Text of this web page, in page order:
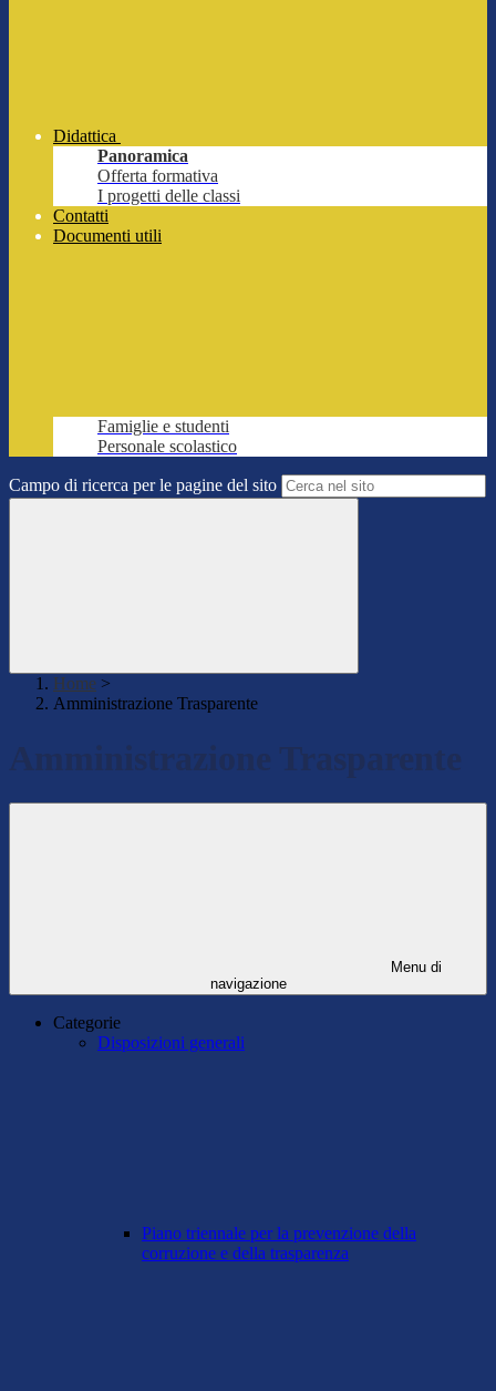
Didattica
Panoramica
Offerta formativa
I progetti delle classi
Contatti
Documenti utili
Famiglie e studenti
Personale scolastico
Campo di ricerca per le pagine del sito
Home >
Amministrazione Trasparente
Amministrazione Trasparente
Menu di
navigazione
Categorie
Disposizioni generali
Piano triennale per la prevenzione della
corruzione e della trasparenza